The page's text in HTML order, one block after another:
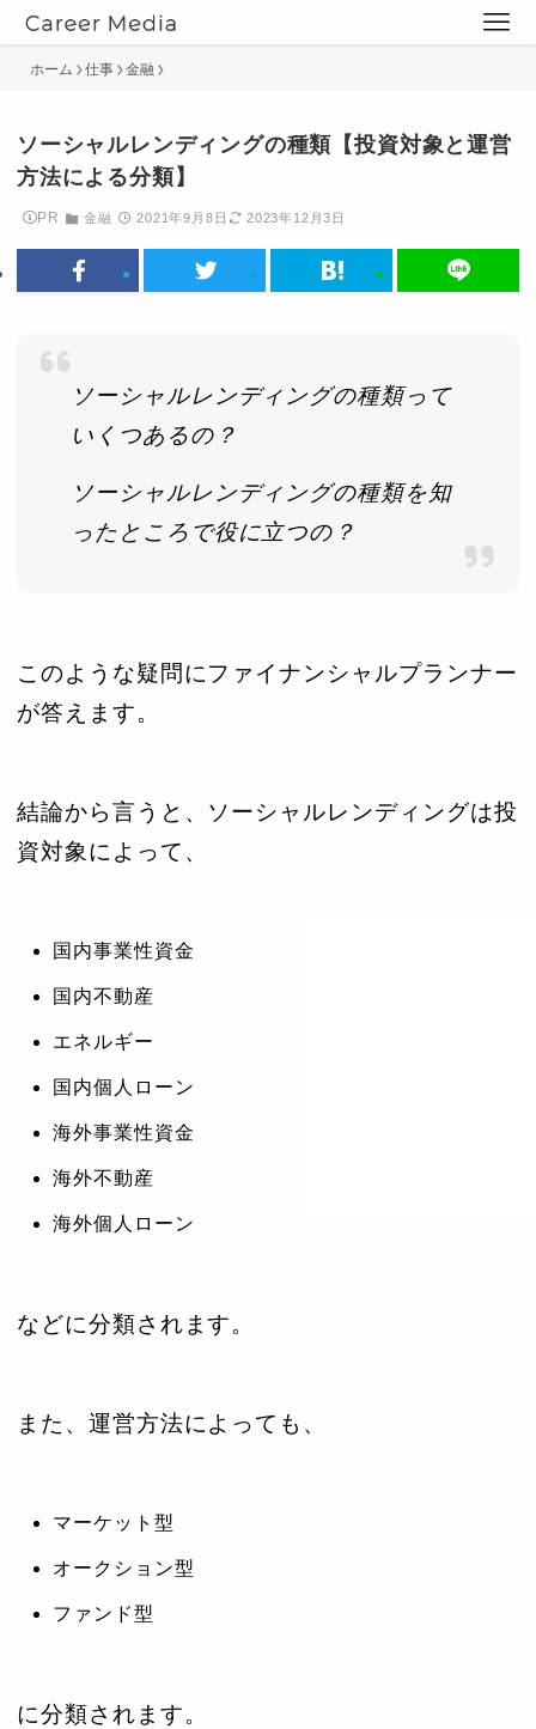
ホーム 仕事 金融
ソーシャルレンディングの種類【投資対象と運営
方法による分類】
PR 金融 2021年9月8日 2023年12月3日
ソーシャルレンディングの種類って
いくつあるの？
ソーシャルレンディングの種類を知
ったところで役に立つの？
このような疑問にファイナンシャルプランナー
が答えます。
結論から言うと、ソーシャルレンディングは投
資対象によって、
国内事業性資金
国内不動産
エネルギー
国内個人ローン
海外事業性資金
海外不動産
海外個人ローン
などに分類されます。
また、運営方法によっても、
マーケット型
オークション型
ファンド型
に分類されます。